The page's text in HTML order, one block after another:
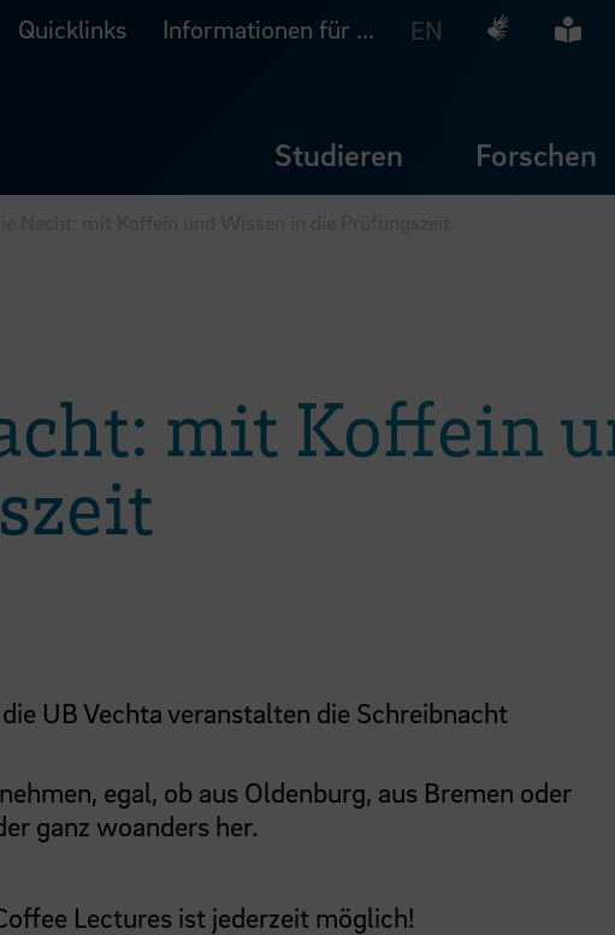
Quicklinks Informationen für ... EN Deutsche
Studieren Forschen
mit Koffein
UB Vechta veranstalten die Schreibnacht
egal, ob aus Oldenburg, aus Bremen oder
ganz woanders her.
Lectures ist jederzeit möglich!